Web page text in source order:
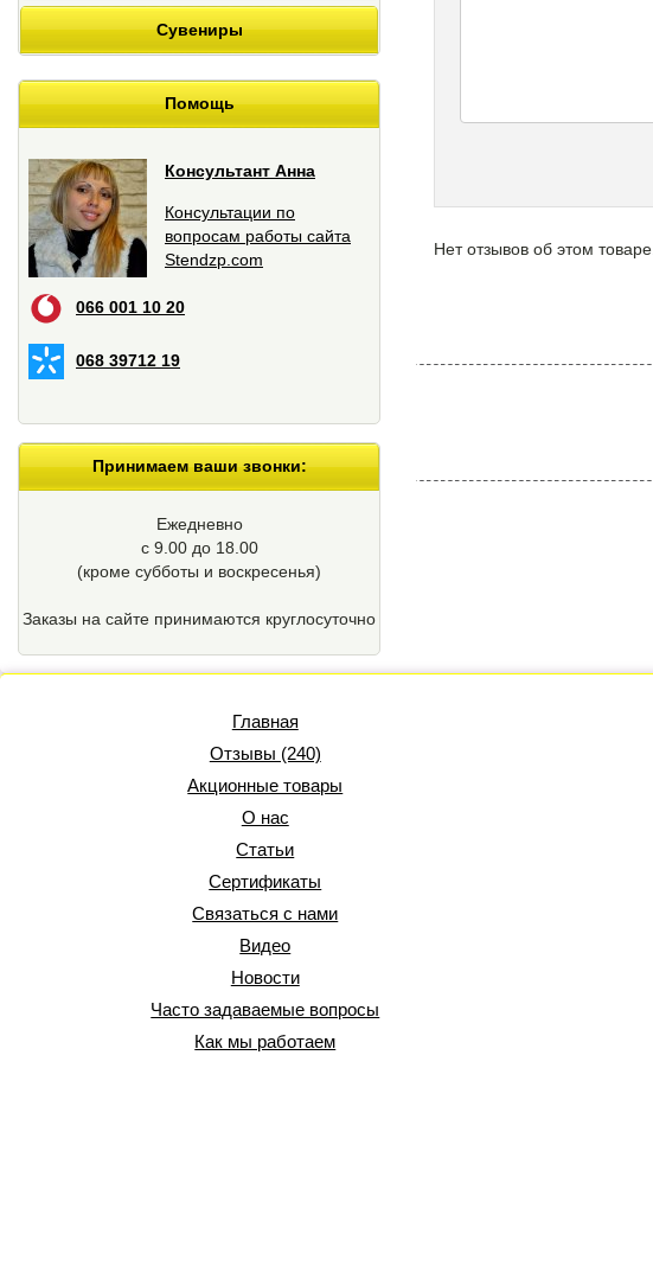
Сувениры
Помощь
Консультант Анна
Консультации по
вопросам работы сайта
Stendzp.com
066 001 10 20
068 39712 19
Принимаем ваши звонки:
Ежедневно
с 9.00 до 18.00
(кроме cубботы и воскресенья)
Заказы на сайте принимаются круглосуточно
Нет отзывов об этом товаре.
Главная
Отзывы (240)
Акционные товары
О нас
Статьи
Сертификаты
Связаться с нами
Видео
Новости
Часто задаваемые вопросы
Как мы работаем